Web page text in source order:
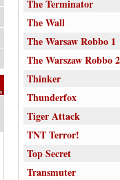
The Terminator
The Wall
The Warsaw Robbo 1
The Warszaw Robbo 2
Thinker
Thunderfox
Tiger Attack
TNT Terror!
Top Secret
Transmuter